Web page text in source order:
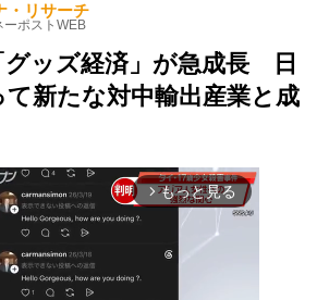
・リサーチ
ーポストWEB
グッズ経済」が急成長 日
新たな対中輸出産業と成
arrow_forward_ios もっと見る